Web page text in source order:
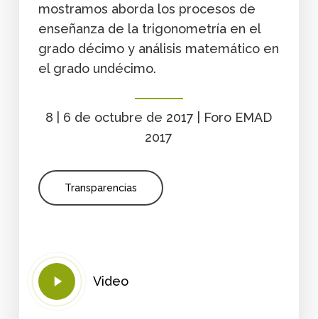
mostramos aborda los procesos de
enseñanza de la trigonometría en el
grado décimo y análisis matemático en
el grado undécimo.
8 | 6 de octubre de 2017 | Foro EMAD
2017
Transparencias
Play
Video
Video